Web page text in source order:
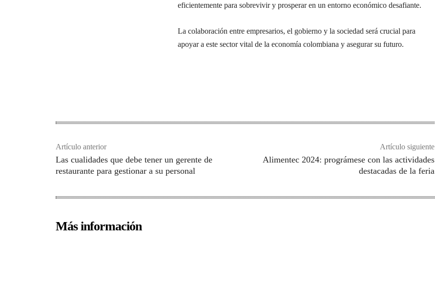
eficientemente para sobrevivir y prosperar en un entorno económico desafiante.
La colaboración entre empresarios, el gobierno y la sociedad será crucial para
apoyar a este sector vital de la economía colombiana y asegurar su futuro.
Artículo anterior
Las cualidades que debe tener un gerente de
restaurante para gestionar a su personal
Artículo siguiente
Alimentec 2024: prográmese con las actividades
destacadas de la feria
Más información